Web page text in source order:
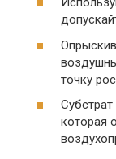
точку
которая